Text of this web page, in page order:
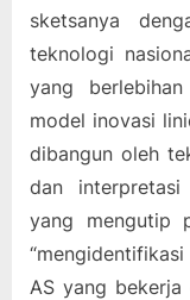
sketsanya
teknologi
yang
model inovasi
dibangun oleh
dan
yang mengutip
AS yang